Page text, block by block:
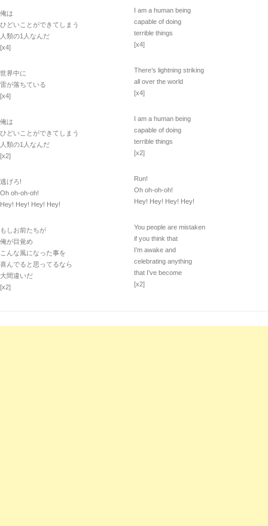
俺は
ひどいことができてしまう
人類の1人なんだ
[x4]
世界中に
雷が落ちている
[x4]
俺は
ひどいことができてしまう
人類の1人なんだ
[x2]
逃げろ!
Oh oh-oh-oh!
Hey! Hey! Hey! Hey!
もしお前たちが
俺が目覚め
こんな風になった事を
喜んでると思ってるなら
大間違いだ
[x2]
I am a human being
capable of doing
terrible things
[x4]
There’s lightning striking
all over the world
[x4]
I am a human being
capable of doing
terrible things
[x2]
Run!
Oh oh-oh-oh!
Hey! Hey! Hey! Hey!
You people are mistaken
if you think that
I’m awake and
celebrating anything
that I’ve become
[x2]